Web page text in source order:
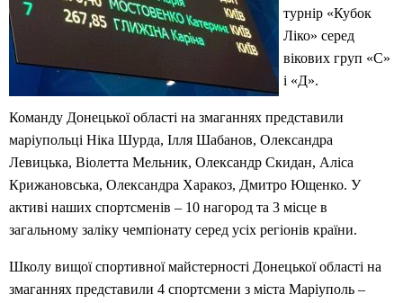
турнір «Кубок
Ліко» серед
вікових груп «С»
і «Д».
Команду Донецької області на змаганнях представили
маріупольці Ніка Шурда, Ілля Шабанов, Олександра
Левицька, Віолетта Мельник, Олександр Скидан, Аліса
Крижановська, Олександра Харакоз, Дмитро Ющенко. У
активі наших спортсменів – 10 нагород та 3 місце в
загальному заліку чемпіонату серед усіх регіонів країни.
Школу вищої спортивної майстерності Донецької області на
змаганнях представили 4 спортсмени з міста Маріуполь –